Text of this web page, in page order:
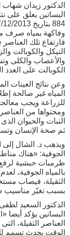
الدكتور زيدان
البساتين يعلق على
وفاكهة بمياه صرف
فارتفاع تلك
النيكل والكوبالت
والأعصاب والكلى
الكوبالت على الغدد
وعن نتائج العينات
المياه غير صالحة
للزراعة ويجب
ومحتواها من
النبات والحيوان
ثم صحة الإنسان
ويذهب د. الشال إلى
الجوفية: «هناك
طرمبات حبشية لرفع
بالمياه الجوفية،
الثقيلة، فيصاب
بسبب تغيّر مناسيب
الدكتور السعيد
البساتين يؤكد
العناصر الثقيلة،
الوقت يحدث تسمم